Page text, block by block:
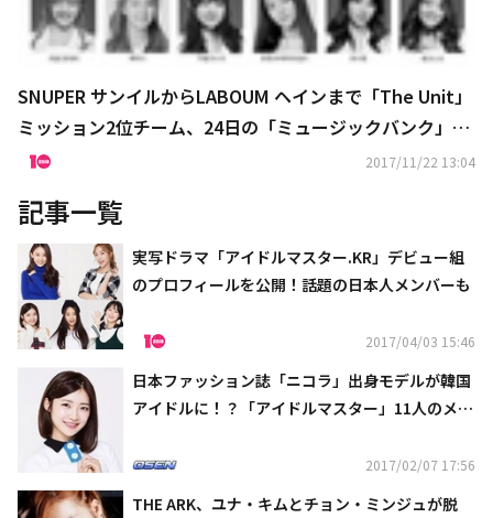
SNUPER サンイルからLABOUM ヘインまで「The Unit」
ミッション2位チーム、24日の「ミュージックバンク」に
出演決定！
2017/11/22 13:04
記事一覧
実写ドラマ「アイドルマスター.KR」デビュー組
のプロフィールを公開！話題の日本人メンバーも
2017/04/03 15:46
日本ファッション誌「ニコラ」出身モデルが韓国
アイドルに！？「アイドルマスター」11人のメン
2017/02/07 17:56
THE ARK、ユナ・キムとチョン・ミンジュが脱